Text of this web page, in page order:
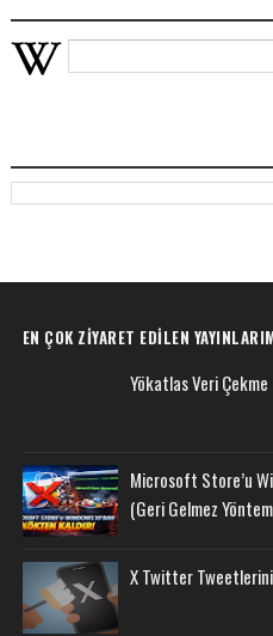
EN ÇOK ZIYARET EDILEN
Yökatlas Veri
Microsoft Store’u
(Geri Gelmez
X Twitter